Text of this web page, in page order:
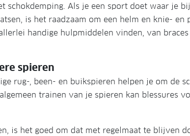
schokdemping. Als je een sport doet waar je
is het raadzaam om een helm en knie- en
handige hulpmiddelen vinden, van
spieren
rug-, been- en buikspieren helpen je om de
trainen van je spieren kan blessures
is het goed om dat met regelmaat te blijven